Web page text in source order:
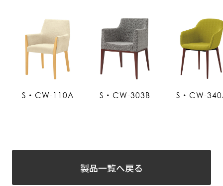
S・CW-110A S・CW-303B S・CW-
製品一覧へ戻る